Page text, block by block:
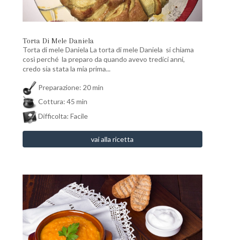
Torta Di Mele Daniela
Torta di mele Daniela La torta di mele Daniela si chiama
così perché la preparo da quando avevo tredici anni,
credo sia stata la mia prima...
Preparazione: 20 min
Cottura: 45 min
Difficolta: Facile
vai alla ricetta